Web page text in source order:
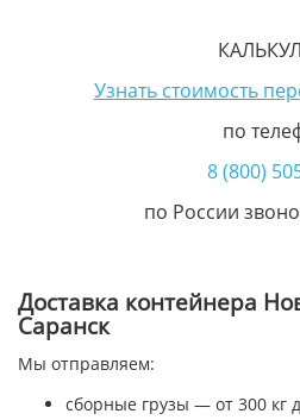
Узнать стоимость
по
8 (800)
по России
Доставка контейнера
Саранск
Мы отправляем:
сборные грузы — от 300 кг